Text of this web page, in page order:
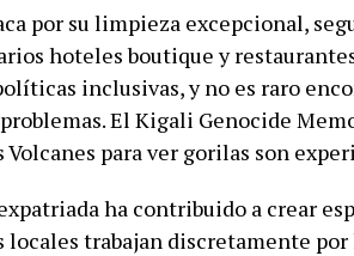
por su limpieza excepcional,
hoteles boutique y
inclusivas, y no es raro
El Kigali Genocide
Volcanes para ver gorilas son
ha contribuido a crear
trabajan discretamente por